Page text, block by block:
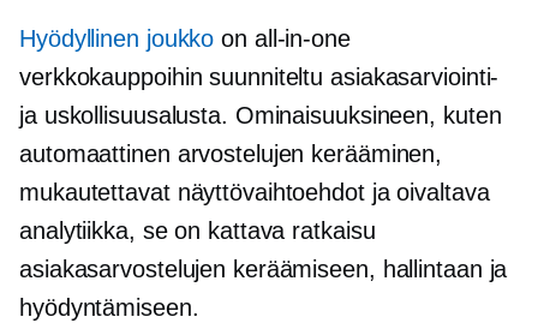
Hyödyllinen joukko on all-in-one
verkkokauppoihin suunniteltu asiakasarviointi-
ja uskollisuusalusta. Ominaisuuksineen, kuten
automaattinen arvostelujen kerääminen,
mukautettavat näyttövaihtoehdot ja oivaltava
analytiikka, se on kattava ratkaisu
asiakasarvostelujen keräämiseen, hallintaan ja
hyödyntämiseen.